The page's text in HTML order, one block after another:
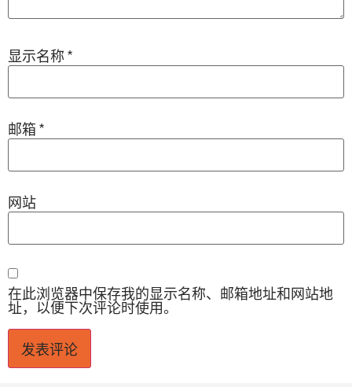
显示名称*
邮箱*
网站
在此浏览器中保存我的显示名称、邮箱地址和网站地
址，以便下次评论时使用。